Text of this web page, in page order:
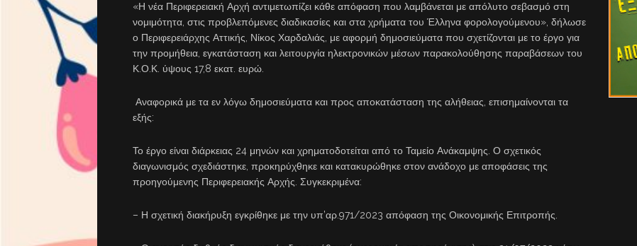
«Η νέα Περιφερειακή Αρχή αντιμετωπίζει κάθε απόφαση που λαμβάνεται με απόλυτο σεβασμό στη
νομιμότητα, στις προβλεπόμενες διαδικασίες και στα χρήματα του Έλληνα φορολογούμενου», δήλωσε
ο Περιφερειάρχης Αττικής, Νίκος Χαρδαλιάς, με αφορμή δημοσιεύματα που σχετίζονται με το έργο για
την προμήθεια, εγκατάσταση και λειτουργία ηλεκτρονικών μέσων παρακολούθησης παραβάσεων του
Κ.Ο.Κ. ύψους 17,8 εκατ. ευρώ.
Αναφορικά με τα εν λόγω δημοσιεύματα και προς αποκατάσταση της αλήθειας, επισημαίνονται τα
εξής:
Το έργο είναι διάρκειας 24 μηνών και χρηματοδοτείται από το Ταμείο Ανάκαμψης. Ο σχετικός
διαγωνισμός σχεδιάστηκε, προκηρύχθηκε και κατακυρώθηκε στον ανάδοχο με αποφάσεις της
προηγούμενης Περιφερειακής Αρχής. Συγκεκριμένα:
– Η σχετική διακήρυξη εγκρίθηκε με την υπ’αρ.971/2023 απόφαση της Οικονομικής Επιτροπής.